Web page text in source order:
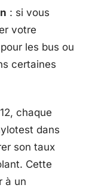
: si vous
votre
les bus ou
certaines
chaque
dans
son taux
Cette
à un